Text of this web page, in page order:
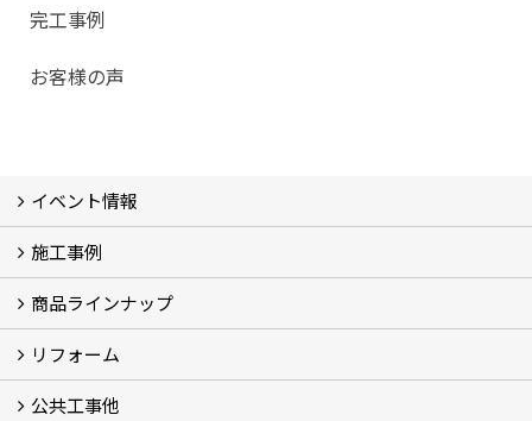
完工事例
お客様の声
イベント情報
イベント予告
過去のイベント
施工事例
フォトギャラリー
モデルハウス (7)
現場レポート
完工事例
お客様の声
商品ラインナップ
商品ラインアップ一覧
FAVO（フェイボ）【自由設計】
Lodina（ロディナ）【規格住宅】
全館空調システム
リフォーム
コンセプト (2)
選ばれる理由
施工実例（フォトギャラリー）
公共工事他